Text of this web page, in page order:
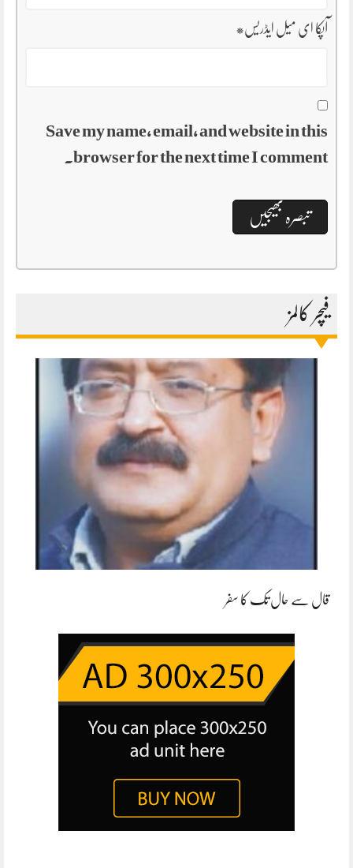
آپکا ای میل ایڈریس*
Save my name, email, and website in this
browser for the next time I comment.
فیچر کالمز
قال سے حال تک کا سفر